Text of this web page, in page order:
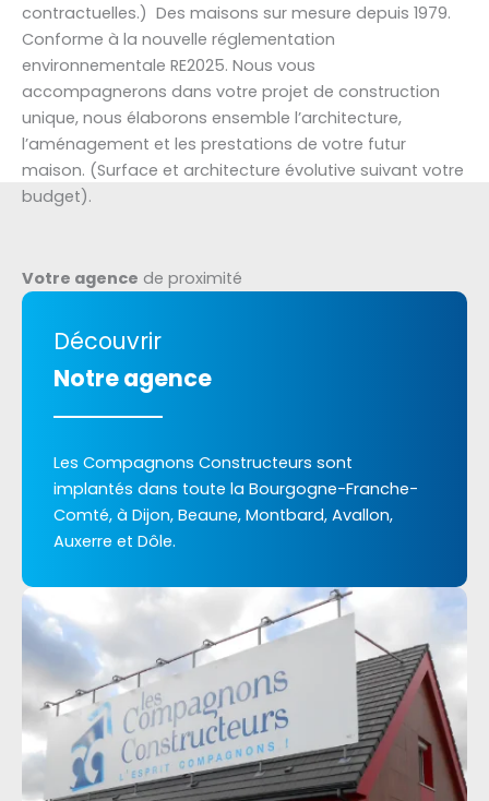
contractuelles.) Des maisons sur mesure depuis 1979.
Conforme à la nouvelle réglementation
environnementale RE2025. Nous vous
accompagnerons dans votre projet de construction
unique, nous élaborons ensemble l’architecture,
l’aménagement et les prestations de votre futur
maison. (Surface et architecture évolutive suivant votre
budget).
Votre agence de proximité
Découvrir
Notre agence
Les Compagnons Constructeurs sont
implantés dans toute la Bourgogne-Franche-
Comté, à Dijon, Beaune, Montbard, Avallon,
Auxerre et Dôle.